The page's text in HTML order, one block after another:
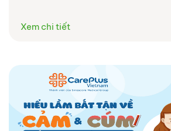
Xem chi tiết